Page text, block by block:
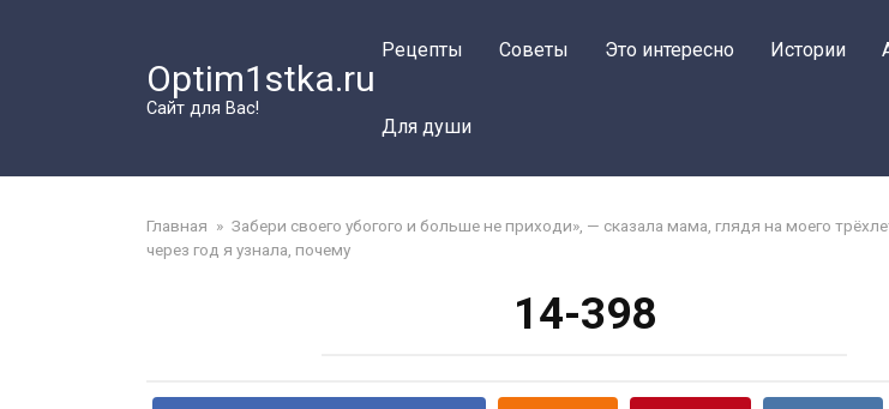
Optim1stka.ru
Сайт для Вас!
Рецепты Советы Это интересно Истории
Для души
Главная » Забери своего убогого и больше не приходи», — сказала мама, глядя на моего
через год я узнала, почему
14-398